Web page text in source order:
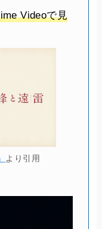
Videoで見
より引用